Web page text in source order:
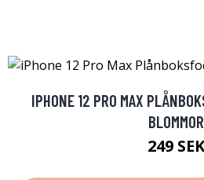
IPHONE 12 PRO MAX
BLOMMOR
249 SEK